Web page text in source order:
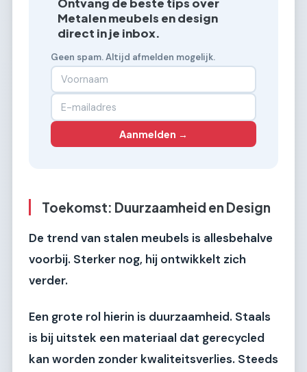
Ontvang de beste tips over
Metalen meubels en design
direct in je inbox.
Geen spam. Altijd afmelden mogelijk.
Aanmelden →
Toekomst: Duurzaamheid en Design
De trend van stalen meubels is allesbehalve
voorbij. Sterker nog, hij ontwikkelt zich
verder.
Een grote rol hierin is duurzaamheid. Staals
is bij uitstek een materiaal dat gerecycled
kan worden zonder kwaliteitsverlies. Steeds